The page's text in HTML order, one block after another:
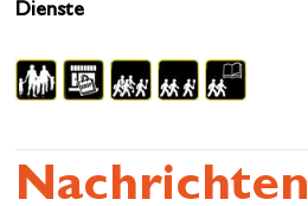
Dienste
Nachrichten